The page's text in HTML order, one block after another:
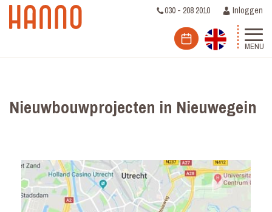
030 - 208 2010 Inloggen
MENU
Nieuwbouwprojecten in Nieuwegein